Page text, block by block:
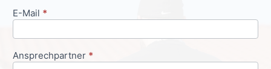
E-Mail *
Ansprechpartner *